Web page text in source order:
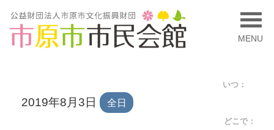
MENU
いつ：
2019年8月3日 全日
どこで：